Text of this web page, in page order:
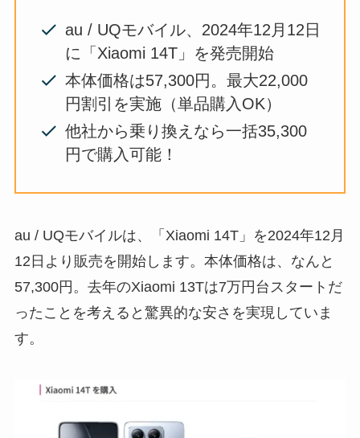
au / UQモバイル、2024年12月12日
に「Xiaomi 14T」を発売開始
本体価格は57,300円。最大22,000
円割引を実施（単品購入OK）
他社から乗り換えなら一括35,300
円で購入可能！
au / UQモバイルは、「Xiaomi 14T」を2024年12月
12日より販売を開始します。本体価格は、なんと
57,300円。去年のXiaomi 13Tは7万円台スタートだ
ったことを考えると驚異的な安さを実現していま
す。